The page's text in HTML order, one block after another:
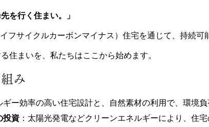
を行く住まい。」
フサイクルカーボンマイナス）住宅を通じて、持続
住まいを、私たちはここから始めます。
み
ギー効率の高い住宅設計と、自然素材の利用で、環境
投資 ：太陽光発電などクリーンエネルギーにより、住